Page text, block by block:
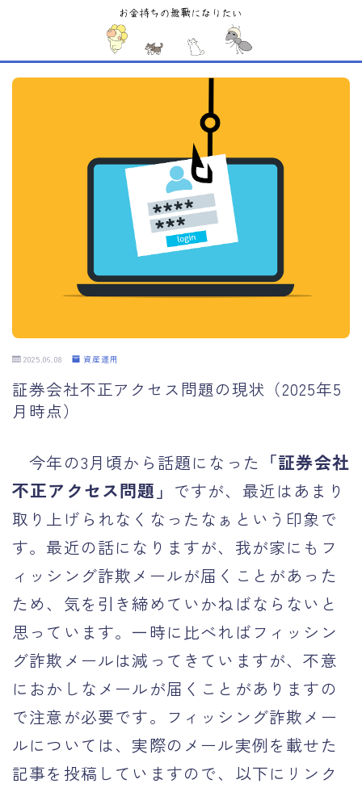
MENU
Sample Page
デモプリセット記事 #6
デモプリセット記事 #6
デモプリセット記事 #7
デモプリセット記事 #7
デモプリセット記事 #7
デモプリセット記事 #8
デモプリセット記事 #8
デモプリセット記事 Part07
利用規約／特定商取引法に基づく表記
有料記事の決済完了ページ
2025.06.08 資産運用
証券会社不正アクセス問題の現状（2025年5
月時点）
今年の3月頃から話題になった 「証券会社
不正アクセス問題」 ですが、最近はあまり
取り上げられなくなったなぁという印象で
す。最近の話になりますが、我が家にもフ
ィッシング詐欺メールが届くことがあった
ため、気を引き締めていかねばならないと
思っています。一時に比べればフィッシン
グ詐欺メールは減ってきていますが、不意
におかしなメールが届くことがありますの
で注意が必要です。フィッシング詐欺メー
ルについては、実際のメール実例を載せた
記事を投稿していますので、以下にリンク